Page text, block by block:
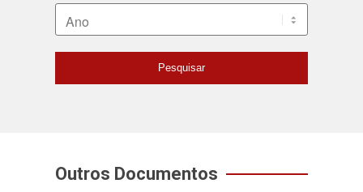
Pesquisar
Outros Documentos